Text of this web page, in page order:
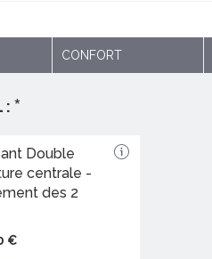
CONFORT
:
Double
centrale -
des 2
(JE)
€